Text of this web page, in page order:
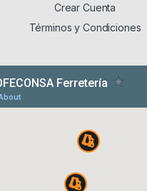
Crear Cuenta
Términos y Condiciones